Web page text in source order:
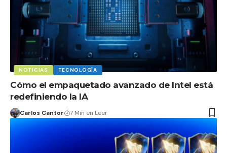
NOTICIAS TECNOLOGÍA
Cómo el empaquetado avanzado de Intel está
redefiniendo la IA
Carlos Cantor 7 Min en Leer